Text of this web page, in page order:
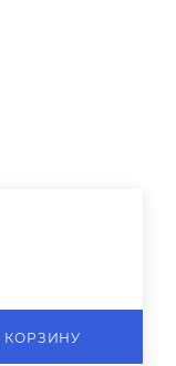
КОРЗИНУ